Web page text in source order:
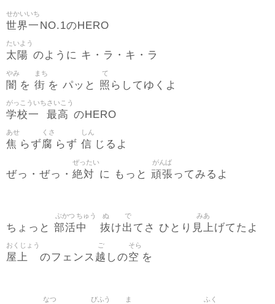
世界一
せかいいち
NO.1のHERO
太陽
たいよう
のように キ・ラ・キ・ラ
闇
やみ
を 街
まち
を パッと 照
て
らしてゆくよ
学校一
がっこういち
最高
さいこう
のHERO
焦
あせ
らず腐
くさ
らず 信
しん
じるよ
ぜっ・ぜっ・ 絶対
ぜったい
に もっと 頑張
がんば
ってみるよ
ちょっと 部活
ぶかつ
中
ちゅう
抜
ぬ
け出
で
てさ ひとり 見上
みあ
げてたよ
屋上
おくじょう
のフェンス 越
ご
しの空
そら
を
なつ びふう ま ふく